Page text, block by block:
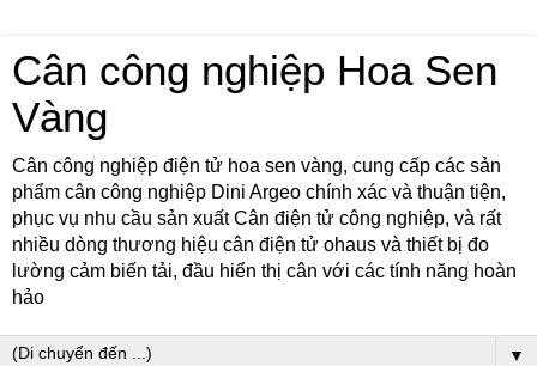
Cân công nghiệp Hoa Sen
Vàng
Cân công nghiệp điện tử hoa sen vàng, cung cấp các sản
phẩm cân công nghiệp Dini Argeo chính xác và thuận tiện,
phục vụ nhu cầu sản xuất Cân điện tử công nghiệp, và rất
nhiều dòng thương hiệu cân điện tử ohaus và thiết bị đo
lường cảm biến tải, đầu hiển thị cân với các tính năng hoàn
hảo
▼